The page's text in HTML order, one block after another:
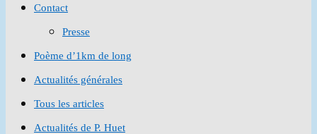
Contact
Presse
Poème d’1km de long
Actualités générales
Tous les articles
Actualités de P. Huet